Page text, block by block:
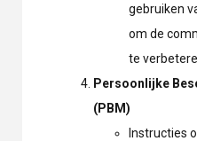
gebruiken
om de
te
Persoonlijke
(PBM)
Instructies